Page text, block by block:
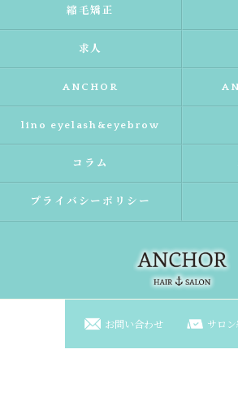
お問い合わせ サロ
縮毛矯正
求人
ANCHOR
lino eyelash&eyebrow
コラム
プライバシーポリシー
© 2026 大阪府東淀川区の美容室ならANCHOR